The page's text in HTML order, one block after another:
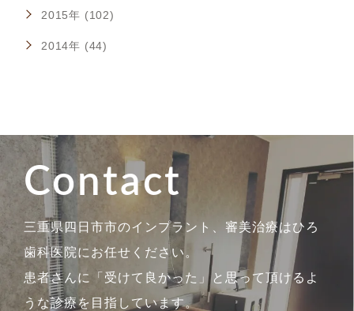
2015年 (102)
2014年 (44)
Contact
三重県四日市市のインプラント、審美治療はひろ
歯科医院にお任せください。
患者さんに「受けて良かった」と思って頂けるよ
うな診療を目指しています。